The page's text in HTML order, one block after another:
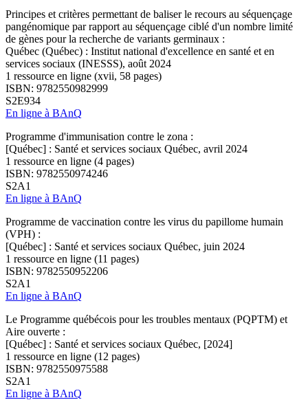
Principes et critères permettant de baliser le recours au séquençage
pangénomique par rapport au séquençage ciblé d'un nombre limité
de gènes pour la recherche de variants germinaux :
Québec (Québec) : Institut national d'excellence en santé et en
services sociaux (INESSS), août 2024
1 ressource en ligne (xvii, 58 pages)
ISBN: 9782550982999
S2E934
En ligne à BAnQ
Programme d'immunisation contre le zona :
[Québec] : Santé et services sociaux Québec, avril 2024
1 ressource en ligne (4 pages)
ISBN: 9782550974246
S2A1
En ligne à BAnQ
Programme de vaccination contre les virus du papillome humain
(VPH) :
[Québec] : Santé et services sociaux Québec, juin 2024
1 ressource en ligne (11 pages)
ISBN: 9782550952206
S2A1
En ligne à BAnQ
Le Programme québécois pour les troubles mentaux (PQPTM) et
Aire ouverte :
[Québec] : Santé et services sociaux Québec, [2024]
1 ressource en ligne (12 pages)
ISBN: 9782550975588
S2A1
En ligne à BAnQ